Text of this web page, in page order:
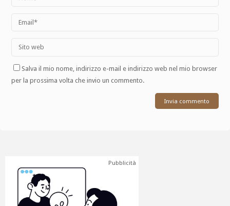
Salva il mio nome, indirizzo e-mail e indirizzo web nel mio browser
per la prossima volta che invio un commento.
Pubblicità